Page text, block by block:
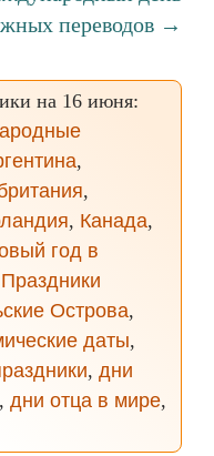
переводов →
на 16 июня:
,
,
, Канада,
год в
Праздники
Острова,
даты,
, дни
, дни отца в мире,